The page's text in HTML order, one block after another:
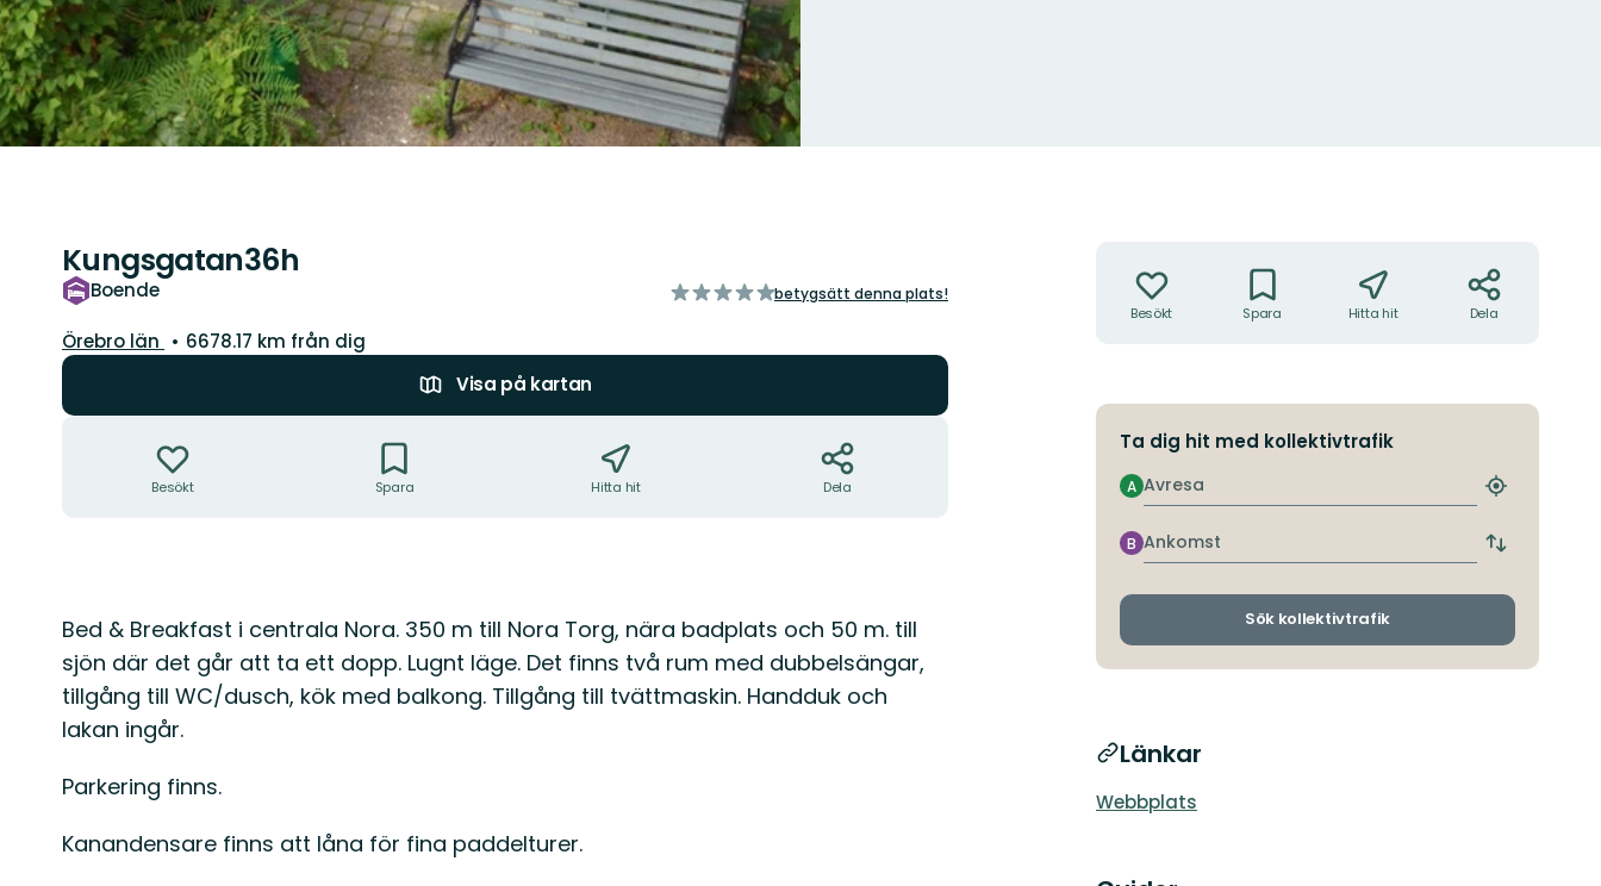
Kungsgatan36h
Boende
av
betygsätt denna plats!
Län:
Örebro län
6678.17 km från dig
Visa på kartan
Besökt Spara Hitta hit Dela
Beskrivning
Bed & Breakfast i centrala Nora. 350 m till Nora Torg, nära badplats och 50 m. till
sjön där det går att ta ett dopp. Lugnt läge. Det finns två rum med dubbelsängar,
tillgång till WC/dusch, kök med balkong. Tillgång till tvättmaskin. Handduk och
lakan ingår.
Parkering finns.
Kanandensare finns att låna för fina paddelturer.
Besökt Spara Hitta hit Dela
Ta dig hit med kollektivtrafik
Avresa
A
Hitta
hållplats
Ankomst
B
Byt
och
Sök kollektivtrafik
Länkar
Webbplats